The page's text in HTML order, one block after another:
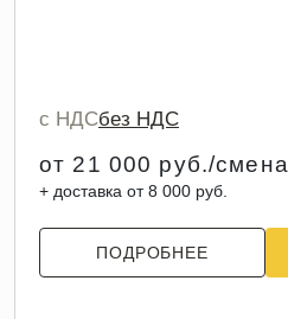
с НДСбез НДС
от 21 000 руб./смена
+ доставка от 8 000 руб.
ПОДРОБНЕЕ